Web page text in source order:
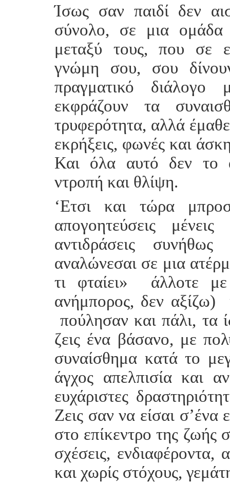
Ίσως σαν παιδί δεν
σύνολο, σε μια ομάδα
μεταξύ τους, που σε
γνώμη σου, σου
πραγματικό
εκφράζουν τα
τρυφερότητα, αλλά
εκρήξεις, φωνές και
Και όλα αυτό δεν το
ντροπή και θλίψη.
‘Ετσι και τώρα
απογοητεύσεις
αντιδράσεις
αναλώνεσαι σε μια
τι φταίει» άλλοτε
ανήμπορος, δεν αξίζω)
πούλησαν και πάλι, τα
ζεις ένα βάσανο, με
συναίσθημα κατά το
άγχος απελπισία και
ευχάριστες
Ζεις σαν να είσαι σ’ένα
στο επίκεντρο της ζωής
σχέσεις,
και χωρίς στόχους,